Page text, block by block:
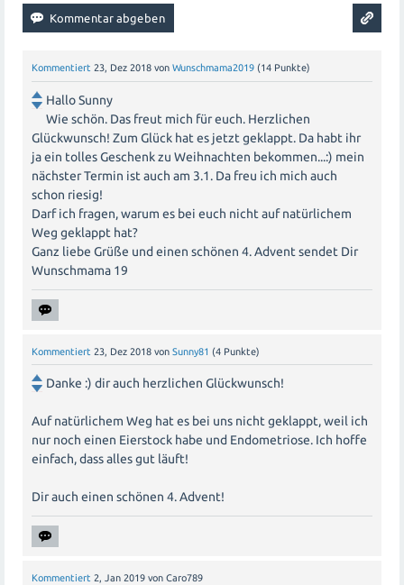
Kommentiert 23, Dez 2018 von Wunschmama2019 (14 Punkte)
Hallo Sunny
Wie schön. Das freut mich für euch. Herzlichen
Glückwunsch! Zum Glück hat es jetzt geklappt. Da habt ihr
ja ein tolles Geschenk zu Weihnachten bekommen...:) mein
nächster Termin ist auch am 3.1. Da freu ich mich auch
schon riesig!
Darf ich fragen, warum es bei euch nicht auf natürlichem
Weg geklappt hat?
Ganz liebe Grüße und einen schönen 4. Advent sendet Dir
Wunschmama 19
Kommentiert 23, Dez 2018 von Sunny81 (4 Punkte)
Danke :) dir auch herzlichen Glückwunsch!
Auf natürlichem Weg hat es bei uns nicht geklappt, weil ich
nur noch einen Eierstock habe und Endometriose. Ich hoffe
einfach, dass alles gut läuft!
Dir auch einen schönen 4. Advent!
Kommentiert 2, Jan 2019 von Caro789